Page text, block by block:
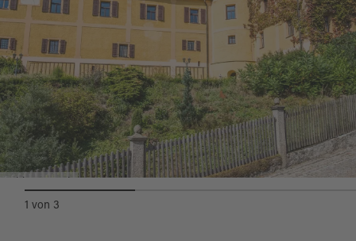
Anlage mit überkuppeltem Rundturm. Es
befindet sich in Privatbesitz und ist nur von
außen zu besichtigen. Der Innenhof ist frei
zugänglich.
Die zertifzierte Kräuterführerin Manuela
Freifrau von Podewils bietet zu festen Terminen
1 von 3